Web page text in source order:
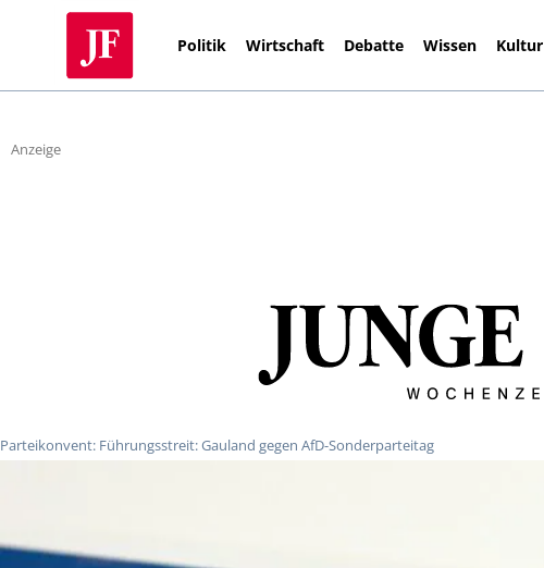
Politik Wirtschaft Debatte Wissen Kultur
Anzeige
Parteikonvent: Führungsstreit: Gauland gegen AfD-Sonderparteitag